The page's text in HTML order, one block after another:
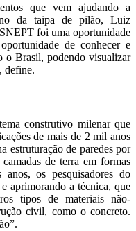
que vem ajudando a
da taipa de pilão, Luiz
foi uma oportunidade
de conhecer e
o Brasil, podendo visualizar
define.
construtivo milenar que
de mais de 2 mil anos
estruturação de paredes por
de terra em formas
os pesquisadores do
aprimorando a técnica, que
tipos de materiais não-
civil, como o concreto.